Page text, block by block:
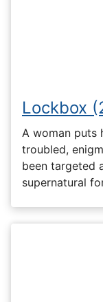
Lockbox
A woman puts
troubled,
been targeted
supernatural